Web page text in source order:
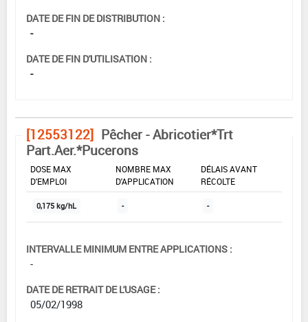
DATE DE FIN DE DISTRIBUTION :
-
DATE DE FIN D'UTILISATION :
-
[12553122] Pêcher - Abricotier*Trt
Part.Aer.*Pucerons
DOSE MAX
D'EMPLOI
NOMBRE MAX
D'APPLICATION
DÉLAIS AVANT
RÉCOLTE
0,175 kg/hL - -
INTERVALLE MINIMUM ENTRE APPLICATIONS :
-
DATE DE RETRAIT DE L'USAGE :
05/02/1998